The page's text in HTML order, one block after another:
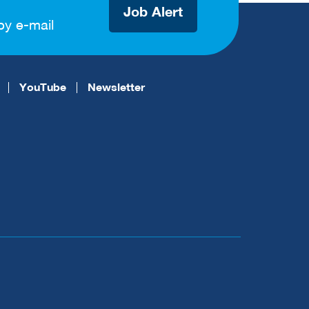
e-mail
Job Alert
YouTube Newsletter